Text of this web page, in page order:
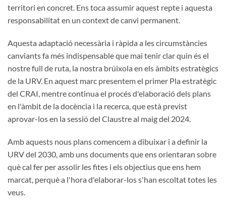
territori en concret. Ens toca assumir aquest repte i aquesta
responsabilitat en un context de canvi permanent.
Aquesta adaptació necessària i ràpida a les circumstàncies
canviants fa més indispensable que mai tenir clar quin és el
nostre full de ruta, la nostra brúixola en els àmbits estratègics
de la URV. En aquest marc presentem el primer Pla estratègic
del CRAI, mentre continua el procés d'elaboració dels plans
en l'àmbit de la docència i la recerca, que està previst
aprovar-los en la sessió del Claustre al maig del 2024.
Amb aquests nous plans comencem a dibuixar i a definir la
URV del 2030, amb uns documents que ens orientaran sobre
què cal fer per assolir les fites i els objectius que ens hem
marcat, perquè a l'hora d'elaborar-los s'han escoltat totes les
veus.